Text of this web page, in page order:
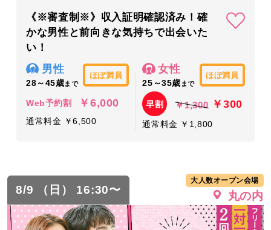
《※審査制※》収入証明確認済み！確
かな男性と前向きな気持ちで出会いた
い！
男性
28～45歳まで
ほぼ満員
Web予約割 ￥6,000
通常料金 ￥6,500
女性
25～35歳 まで
ほぼ満員
早割 ￥1,300 ￥300
通常料金 ￥1,800
8/9 （日） 16:30〜
大人数オープン会場
丸の内